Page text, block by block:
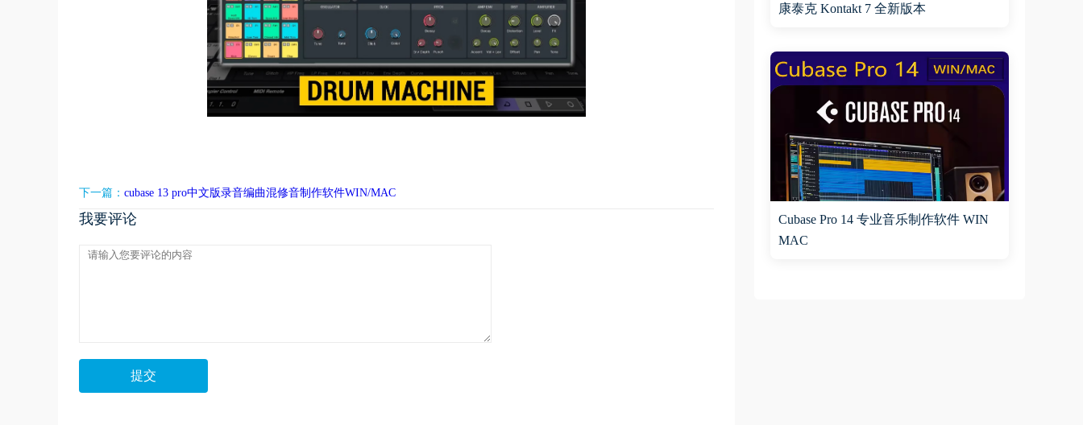
下一篇： cubase 13 pro中文版录音编曲混修音制作软件WIN/MAC
我要评论
康泰克 Kontakt 7 全新版本
Cubase Pro 14 专业音乐制作软件 WIN
MAC